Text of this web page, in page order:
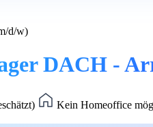
d/w)
DACH -
Kein Homeoffice